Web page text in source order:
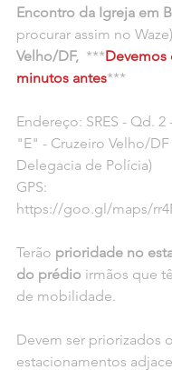
Encontro da Igreja em
procurar assim no Waze)
Velho/DF, ***Devemos
minutos antes***
Endereço: SRES - Qd. 2
"E" - Cruzeiro Velho/DF
Delegacia de Polícia)
GPS:
https://goo.gl/maps/
Terão prioridade no
do prédio irmãos que
de mobilidade.
Devem ser priorizados
estacionamentos